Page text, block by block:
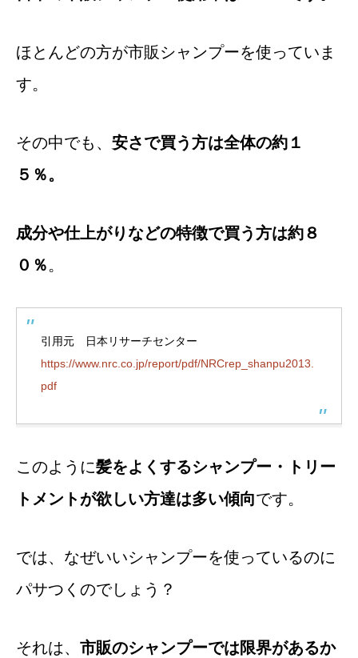
ほとんどの方が市販シャンプーを使っていま
す。
その中でも、 安さで買う方は全体の約１
５％。
成分や仕上がりなどの特徴で買う方は約８
０％。
引用元 日本リサーチセンター
https://www.nrc.co.jp/report/pdf/NRCrep_shanpu2013.
pdf
このように髪をよくするシャンプー・トリー
トメントが欲しい方達は多い傾向です。
では、なぜいいシャンプーを使っているのに
パサつくのでしょう？
それは、 市販のシャンプーでは限界があるか